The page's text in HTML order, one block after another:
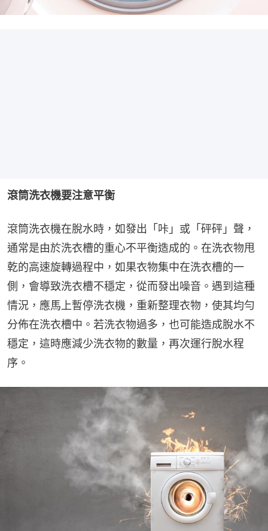
滾筒洗衣機要注意平衡
滾筒洗衣機在脫水時，如發出「咔」或「砰砰」聲，
通常是由於洗衣槽的重心不平衡造成的。在洗衣物甩
乾的高速旋轉過程中，如果衣物集中在洗衣槽的一
側，會導致洗衣槽不穩定，從而發出噪音。遇到這種
情況，應馬上暫停洗衣機，重新整理衣物，使其均勻
分佈在洗衣槽中。若洗衣物過多，也可能造成脫水不
穩定，這時應減少洗衣物的數量，再次運行脫水程
序。